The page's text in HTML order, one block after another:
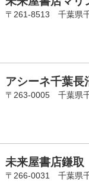
〒261-8513 千葉県
アシーネ千葉長
〒263-0005 千葉県
未来屋書店鎌取
〒266-0031 千葉県